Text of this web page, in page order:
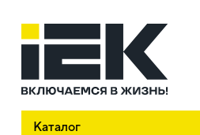
Каталог